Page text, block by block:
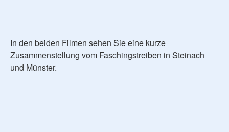
In den beiden Filmen sehen Sie eine kurze
Zusammenstellung vom Faschingstreiben in Steinach
und Münster.